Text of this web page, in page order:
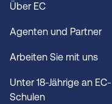
Über EC
Agenten und Partner
Arbeiten Sie mit uns
Unter 18-Jährige an EC-
Schulen